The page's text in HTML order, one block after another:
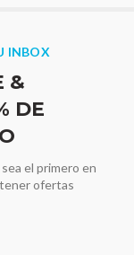
INBOX
&
DE
el primero en
ofertas